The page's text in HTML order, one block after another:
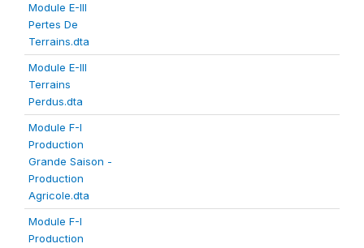
Module E-III
Pertes De
Terrains.dta
Module E-III
Terrains
Perdus.dta
Module F-I
Production
Grande Saison -
Production
Agricole.dta
Module F-I
Production